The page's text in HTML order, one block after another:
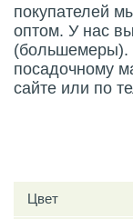
покупателей
оптом. У нас
(большемеры).
посадочному
сайте или по
Цвет